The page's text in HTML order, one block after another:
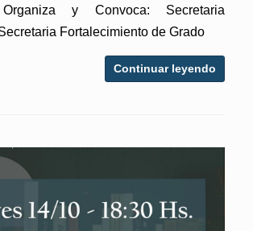
y Convoca: Secretaria
Fortalecimiento de Grado
Continuar leyendo